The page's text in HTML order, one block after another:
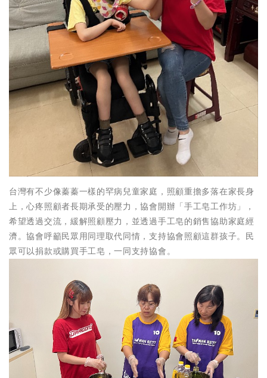
台灣有不少像蓁蓁一樣的罕病兒童家庭，照顧重擔多落在家長身
上，心疼照顧者長期承受的壓力，協會開辦「手工皂工作坊」，
希望透過交流，緩解照顧壓力，並透過手工皂的銷售協助家庭經
濟。協會呼籲民眾用同理取代同情，支持協會照顧這群孩子。民
眾可以捐款或購買手工皂，一同支持協會。